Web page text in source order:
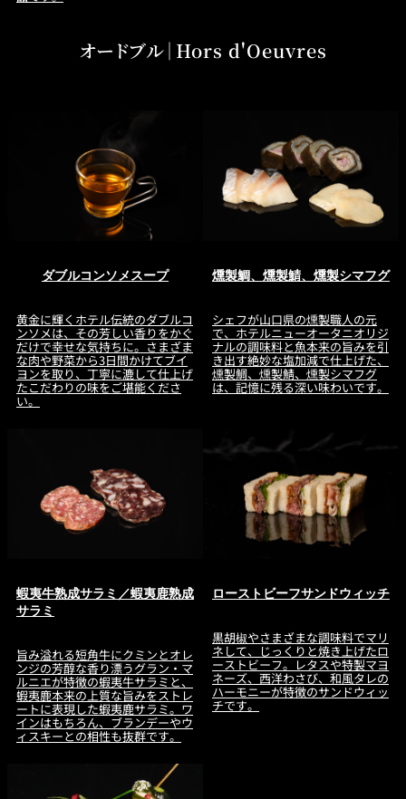
オードブル｜Hors d'Oeuvres
ダブルコンソメスープ
黄金に輝くホテル伝統のダブルコ
ンソメは、その芳しい香りをかぐ
だけで幸せな気持ちに。さまざま
な肉や野菜から3日間かけてブイ
ヨンを取り、丁寧に漉して仕上げ
たこだわりの味をご堪能くださ
い。
燻製鯛、燻製鯖、燻製シマフグ
シェフが山口県の燻製職人の元
で、ホテルニューオータニオリジ
ナルの調味料と魚本来の旨みを引
き出す絶妙な塩加減で仕上げた、
燻製鯛、燻製鯖、燻製シマフグ
は、記憶に残る深い味わいです。
蝦夷牛熟成サラミ／蝦夷鹿熟成
サラミ
旨み溢れる短角牛にクミンとオレ
ンジの芳醇な香り漂うグラン・マ
ルニエが特徴の蝦夷牛サラミと、
蝦夷鹿本来の上質な旨みをストレ
ートに表現した蝦夷鹿サラミ。ワ
インはもちろん、ブランデーやウ
ィスキーとの相性も抜群です。
ローストビーフサンドウィッチ
黒胡椒やさまざまな調味料でマリ
ネして、じっくりと焼き上げたロ
ーストビーフ。レタスや特製マヨ
ネーズ、西洋わさび、和風タレの
ハーモニーが特徴のサンドウィッ
チです。